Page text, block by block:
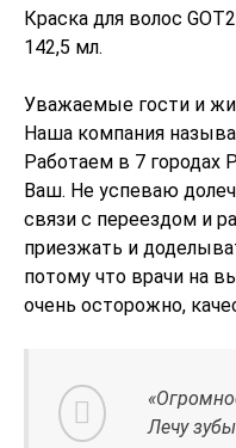
Краска для волос
142,5 мл.
Уважаемые гости и
Наша компания
Работаем в 7 городах
Ваш. Не успеваю
связи с переездом и
приезжать и
потому что врачи на
очень осторожно,
Лечу